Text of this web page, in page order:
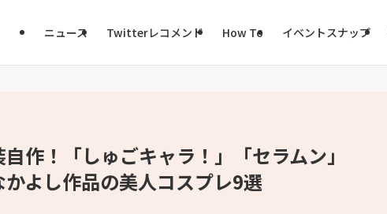
ニュース Twitterレコメンド How To イベントスナップ
作！「しゅごキャラ！」「セラムン」
よし作品の美人コスプレ9選